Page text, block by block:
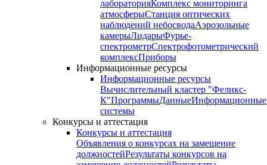
лабораторияКомплекс мониторинга
атмосферыСтанция оптических
наблюдений небосводаАэрозольные
камерыЛидарыФурье-
спектрометрСпектрофотометрический
комплексПриборы
Информационные ресурсы
Информационные ресурсы
Вычислительный кластер "Феликс-
К"ПрограммыДанныеИнформационные
системы
Конкурсы и аттестация
Конкурсы и аттестация
Объявления о конкурсах на замещение
должностейРезультаты конкурсов на